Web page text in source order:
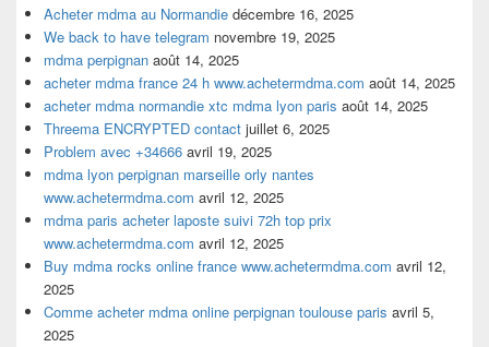
Acheter mdma au Normandie décembre 16, 2025
We back to have telegram novembre 19, 2025
mdma perpignan août 14, 2025
acheter mdma france 24 h www.achetermdma.com août 14, 2025
acheter mdma normandie xtc mdma lyon paris août 14, 2025
Threema ENCRYPTED contact juillet 6, 2025
Problem avec +34666 avril 19, 2025
mdma lyon perpignan marseille orly nantes
www.achetermdma.com avril 12, 2025
mdma paris acheter laposte suivi 72h top prix
www.achetermdma.com avril 12, 2025
Buy mdma rocks online france www.achetermdma.com avril 12,
2025
Comme acheter mdma online perpignan toulouse paris avril 5,
2025